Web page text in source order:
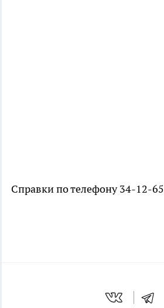
Справки по телефону 34-12-65